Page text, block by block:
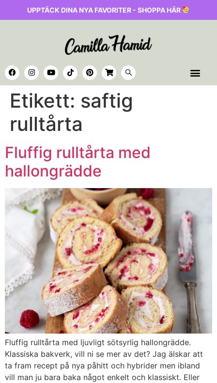
UPPTÄCK DINA NYA FAVORITER - SHOPPA HÄR
Etikett: saftig
rulltårta
Fluffig rulltårta med
hallongrädde
Fluffig rulltårta med ljuvligt sötsyrlig hallongrädde.
Klassiska bakverk, vill ni se mer av det? Jag älskar att
ta fram recept på nya påhitt och hybrider men ibland
vill man ju bara baka något enkelt och klassiskt. Eller